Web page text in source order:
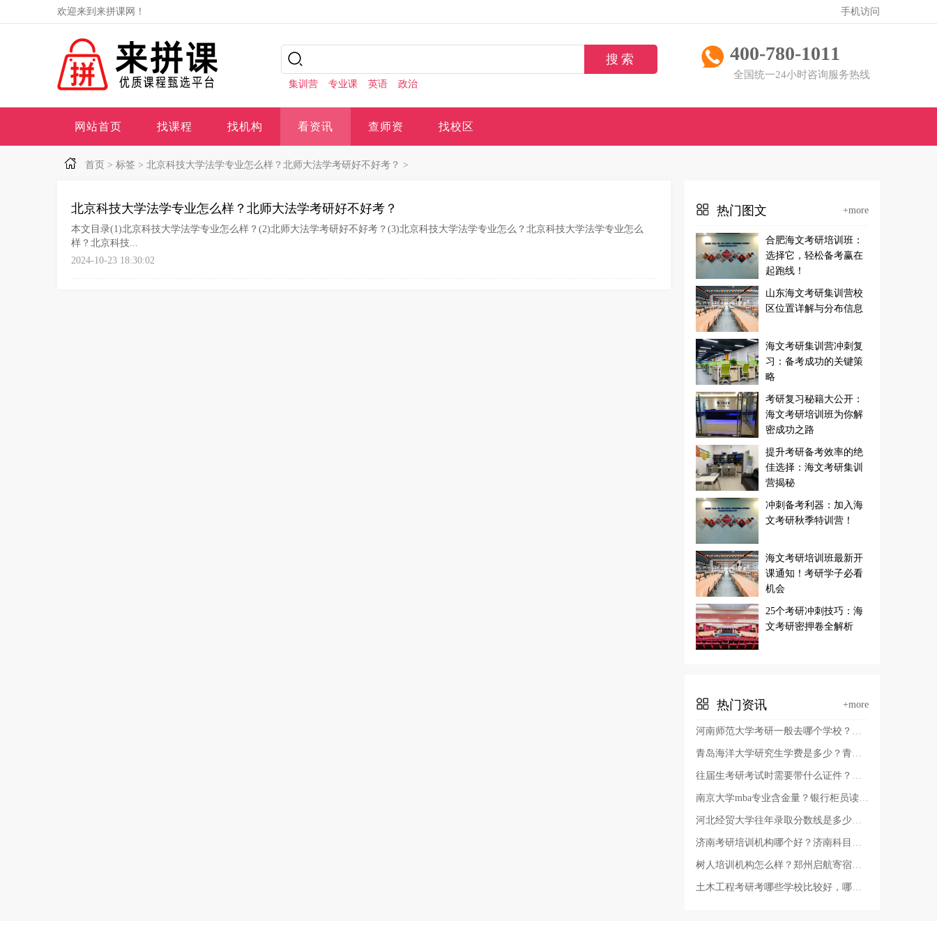
欢迎来到来拼课网！ 手机访问
集训营 专业课 英语 政治
400-780-1011
全国统一24小时咨询服务热线
网站首页 找课程 找机构 看资讯 查师资 找校区
首页 > 标签 > 北京科技大学法学专业怎么样？北师大法学考研好不好考？ >
北京科技大学法学专业怎么样？北师大法学考研好不好考？
本文目录(1)北京科技大学法学专业怎么样？(2)北师大法学考研好不好考？(3)北京科技大学法学专业怎么？北京科技大学法学专业怎么
样？北京科技...
2024-10-23 18:30:02
热门图文 +more
合肥海文考研培训班：
选择它，轻松备考赢在
起跑线！
山东海文考研集训营校
区位置详解与分布信息
海文考研集训营冲刺复
习：备考成功的关键策
略
考研复习秘籍大公开：
海文考研培训班为你解
密成功之路
提升考研备考效率的绝
佳选择：海文考研集训
营揭秘
冲刺备考利器：加入海
文考研秋季特训营！
海文考研培训班最新开
课通知！考研学子必看
机会
25个考研冲刺技巧：海
文考研密押卷全解析
热门资讯 +more
河南师范大学考研一般去哪个学校？河南师范大学有几个校区及校区地址，哪个校区最好？
青岛海洋大学研究生学费是多少？青岛考研哪个学校容易考上？
往届生考研考试时需要带什么证件？考研报名证件照要求？
南京大学mba专业含金量？银行柜员读非全日制硕士有用吗？
河北经贸大学往年录取分数线是多少？河北经贸大学审计专硕好考吗
济南考研培训机构哪个好？济南科目二考试费用？
树人培训机构怎么样？郑州启航寄宿考研辅导班多少费用？
土木工程考研考哪些学校比较好，哪些学校的土木工程教育质量高？辽宁省土木工程考研学校排名？